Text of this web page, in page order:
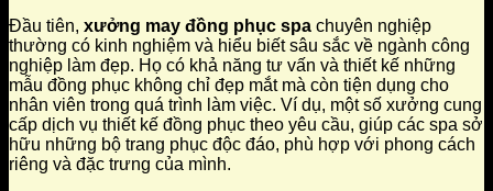
Đầu tiên, xưởng may đồng phục spa chuyên nghiệp
thường có kinh nghiệm và hiểu biết sâu sắc về ngành công
nghiệp làm đẹp. Họ có khả năng tư vấn và thiết kế những
mẫu đồng phục không chỉ đẹp mắt mà còn tiện dụng cho
nhân viên trong quá trình làm việc. Ví dụ, một số xưởng cung
cấp dịch vụ thiết kế đồng phục theo yêu cầu, giúp các spa sở
hữu những bộ trang phục độc đáo, phù hợp với phong cách
riêng và đặc trưng của mình.